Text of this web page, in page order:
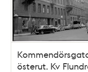
österut. Kv